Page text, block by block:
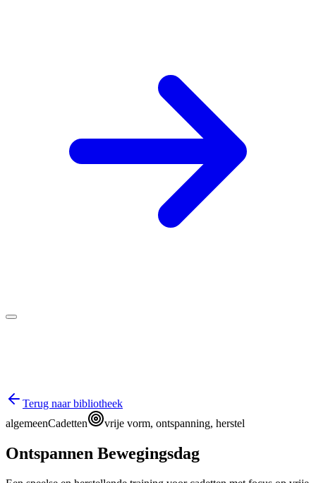
Terug naar bibliotheek
algemeenCadetten vrije vorm, ontspanning, herstel
Ontspannen Bewegingsdag